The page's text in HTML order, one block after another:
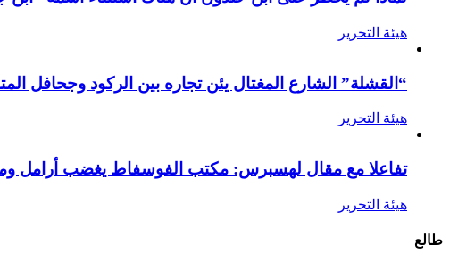
هيئة التحرير
“القشلة” الشارع المغتال يئن تجاره بين الركود وجحافل
هيئة التحرير
تفاعلا مع مقال لهسبرس: مكتب الفوسفاط يغضب أرامل
هيئة التحرير
طالع